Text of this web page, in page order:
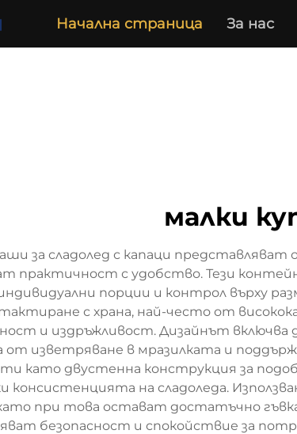
Начална страница За нас
малки
за сладолед с капаци
практичност с удобство. Тези
порции и контрол върху
с храна, най-често от
и издръжливост. Дизайнът
от изветряване в мразилката и
като двустенна конструкция за
консистенцията на сладоледа.
при това остават достатъчно
безопасност и спокойствие за